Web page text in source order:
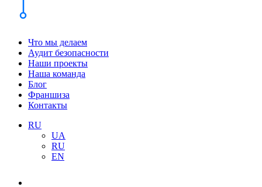
Что мы делаем
Аудит безопасности
Наши проекты
Наша команда
Блог
Франшиза
Контакты
RU
UA
RU
EN